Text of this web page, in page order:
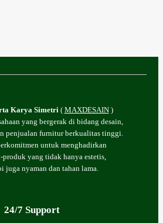
Karya Simetri ( MAXDESAIN)
yang bergerak di bidang desain,
penjualan furnitur berkualitas tinggi.
untuk menghadirkan
produk yang tidak hanya estetis,
juga nyaman dan tahan lama.
24/7 Support